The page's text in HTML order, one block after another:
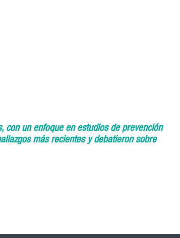
con un enfoque en estudios de prevención
más recientes y debatieron sobre